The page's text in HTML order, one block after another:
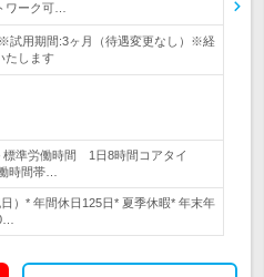
ワーク可…
試用期間:3ヶ月（待遇変更なし）※経
たします
標準労働時間 1日8時間コアタイ
時間帯…
）* 年間休日125日* 夏季休暇* 年末年